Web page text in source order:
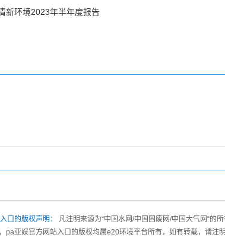
新环境2023年半年度报告
口的版权声明：
凡注明来源为“中国水网/中国固废网/中国大气网“的
pa亚娱官方网站入口的版权均属e20环境平台所有，如有转载，请注